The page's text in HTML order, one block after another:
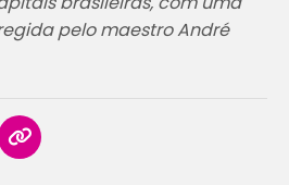
pelo maestro André